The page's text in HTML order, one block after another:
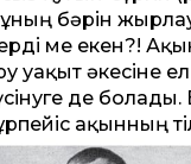
бәрін
ме екен?!
уақыт әкесіне
де болады.
ақынның